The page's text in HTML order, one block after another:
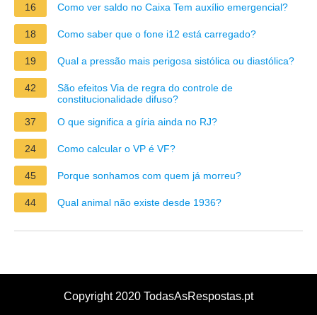
16
Como ver saldo no Caixa Tem auxílio emergencial?
18 Como saber que o fone i12 está carregado?
19 Qual a pressão mais perigosa sistólica ou diastólica?
42
São efeitos Via de regra do controle de
constitucionalidade difuso?
37
O que significa a gíria ainda no RJ?
24 Como calcular o VP é VF?
45 Porque sonhamos com quem já morreu?
44 Qual animal não existe desde 1936?
Copyright 2020 TodasAsRespostas.pt